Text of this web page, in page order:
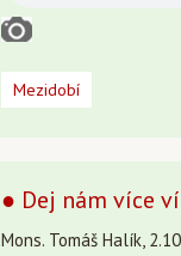
Mezidobí
● Dej nám více
Mons. Tomáš Halík,